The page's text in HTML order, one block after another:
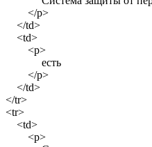
</p>
</td>
<td>
<p>
есть
</p>
</td>
</tr>
<tr>
<td>
<p>